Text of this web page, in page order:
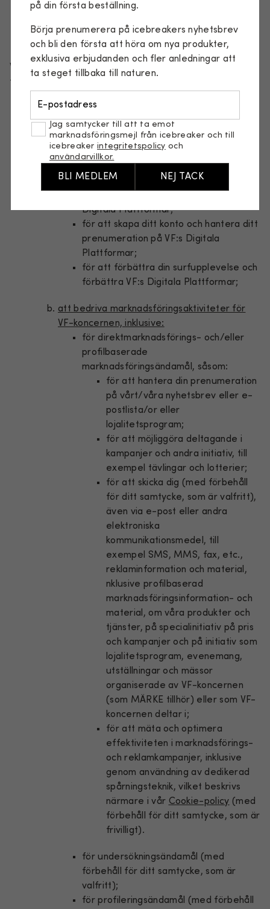
mina personuppgifter?
Vi samlar in och behandlar dina personuppgifter för
följande ändamål:
VF International Sagl, som personuppgiftsansvarig,
behandlar dina personuppgifter för följande
ändamål:
att driva och hantera VF:s Digitala
Plattformar, inklusive:
för att förse dig med de tjänster eller
Digitala Plattformar;
för att skapa ditt konto och hantera ditt
prenumeration på VF:s Digitala
Plattformar;
för att förbättra din surfupplevelse och
förbättra VF:s Digitala Plattformar;
att bedriva marknadsföringsaktiviteter för
VF-koncernen, inklusive:
för direktmarknadsförings- och/eller
profilbaserade
marknadsföringsändamål, såsom:
för att hantera din prenumeration
på vårt/våra nyhetsbrev eller e-
postlista/or eller
lojalitetsprogram;
för att möjliggöra deltagande i
kampanjer och andra initiativ, till
exempel tävlingar och lotterier;
för att skicka dig (med förbehåll
för ditt samtycke, som är valfritt),
även via e-post eller andra
elektroniska
kommunikationsmedel, till
exempel SMS, MMS, fax, etc.,
reklaminformation och material,
nklusive profilbaserad
marknadsföringsinformation- och
material, om våra produkter och
tjänster, på specialinitiativ på pris
och kampanjer och på initiativ som
lojalitetsprogram, evenemang,
utställningar och mässor
organiserade av VF-koncernen
(som MÄRKE tillhör) eller som VF-
koncernen deltar i;
för att mäta och optimera
effektiviteten i marknadsförings-
och reklamkampanjer, inklusive
genom användning av dedikerad
spårningsteknik, vilket beskrivs
närmare i vår Cookie-policy (med
förbehåll för ditt samtycke, som är
frivilligt).
för undersökningsändamål (med
förbehåll för ditt samtycke, som är
valfritt);
för profileringsändamål (med förbehåll
på din första beställning.
Börja prenumerera på icebreakers nyhetsbrev
och bli den första att höra om nya produkter,
exklusiva erbjudanden och fler anledningar att
ta steget tillbaka till naturen.
E-postadress
Jag samtycker till att ta emot
marknadsföringsmejl från icebreaker och till
icebreakerintegritetspolicy och
användarvillkor.
BLI MEDLEM NEJ TACK